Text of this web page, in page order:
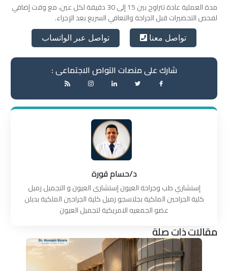
مدة العملية عادة تتراوح بين 15 إلى 30 دقيقة لكل عين، مع وقت إضافي
لفحص التحضيرات قبل الجراحة والتعافي السريع بعد الإجراء.
تواصل معنا تواصل عبر الواتساب
شارك على منصات التواص الاجتماعى :
د/حسام قورة
إستشاري طب وجراحة العيون إستشارى العيون و التجميل زميل
كلية الجراحين الملكية بجلاسجو زميل كلية الجراحين الملكية بدبلن
عضو الجمعيه الامريكية لتجميل العيون
مقالات ذات صلة